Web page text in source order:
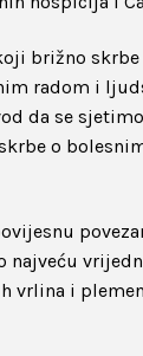
brižno
radom i
da se
o
vrlina i